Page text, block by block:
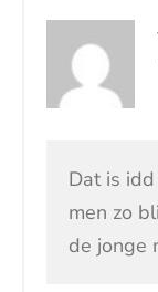
Dat is
men zo
de jonge